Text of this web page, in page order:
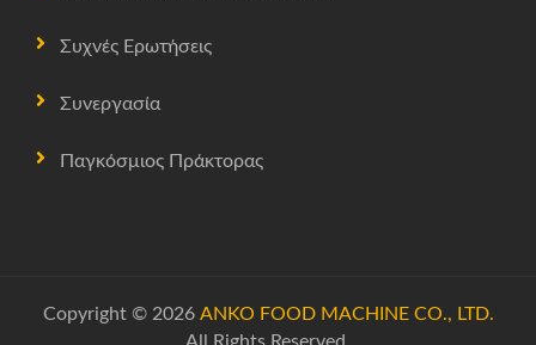
Συχνές Ερωτήσεις
Συνεργασία
Παγκόσμιος Πράκτορας
Copyright © 2026 ANKO FOOD MACHINE CO., LTD.